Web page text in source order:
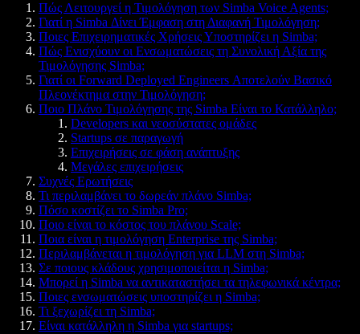
Πώς Λειτουργεί η Τιμολόγηση των Simba Voice Agents;
Γιατί η Simba Δίνει Έμφαση στη Διαφανή Τιμολόγηση;
Ποιες Επιχειρηματικές Χρήσεις Υποστηρίζει η Simba;
Πώς Ενισχύουν οι Ενσωματώσεις τη Συνολική Αξία της
Τιμολόγησης Simba;
Γιατί οι Forward Deployed Engineers Αποτελούν Βασικό
Πλεονέκτημα στην Τιμολόγηση;
Ποιο Πλάνο Τιμολόγησης της Simba Είναι το Κατάλληλο;
Developers και νεοσύστατες ομάδες
Startups σε παραγωγή
Επιχειρήσεις σε φάση ανάπτυξης
Μεγάλες επιχειρήσεις
Συχνές Ερωτήσεις
Τι περιλαμβάνει το δωρεάν πλάνο Simba;
Πόσο κοστίζει το Simba Pro;
Ποιο είναι το κόστος του πλάνου Scale;
Ποια είναι η τιμολόγηση Enterprise της Simba;
Περιλαμβάνεται η τιμολόγηση για LLM στη Simba;
Σε ποιους κλάδους χρησιμοποιείται η Simba;
Μπορεί η Simba να αντικαταστήσει τα τηλεφωνικά κέντρα;
Ποιες ενσωματώσεις υποστηρίζει η Simba;
Τι ξεχωρίζει τη Simba;
Είναι κατάλληλη η Simba για startups;